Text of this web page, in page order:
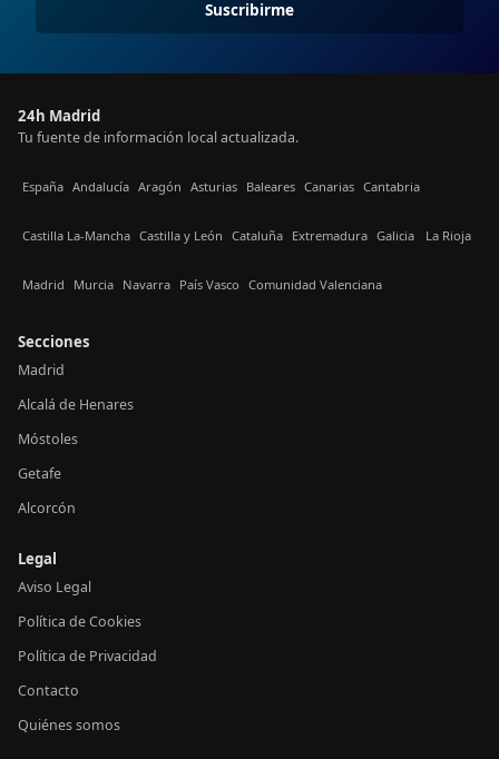
Suscribirme
24h Madrid
Tu fuente de información local actualizada.
España Andalucía Aragón Asturias Baleares Canarias Cantabria
Castilla La-Mancha Castilla y León Cataluña Extremadura Galicia La Rioja
Madrid Murcia Navarra País Vasco Comunidad Valenciana
Secciones
Madrid
Alcalá de Henares
Móstoles
Getafe
Alcorcón
Legal
Aviso Legal
Política de Cookies
Política de Privacidad
Contacto
Quiénes somos